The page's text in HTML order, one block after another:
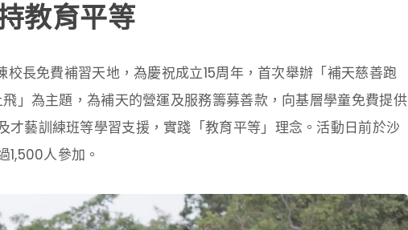
教育平等
校長免費補習天地，為慶祝成立15周年，首次舉辦「補天慈善跑
」為主題，為補天的營運及服務籌募善款，向基層學童免費提供
才藝訓練班等學習支援，實踐「教育平等」理念。活動日前於沙
1,500人參加。